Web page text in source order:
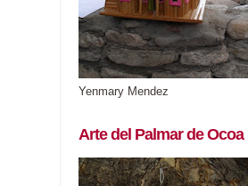
Yenmary Mendez
Arte del Palmar de Ocoa